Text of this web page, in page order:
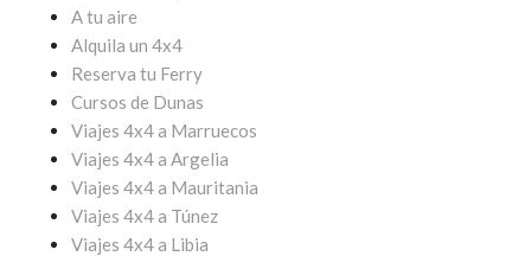
A tu aire
Alquila un 4x4
Reserva tu Ferry
Cursos de Dunas
Viajes 4x4 a Marruecos
Viajes 4x4 a Argelia
Viajes 4x4 a Mauritania
Viajes 4x4 a Túnez
Viajes 4x4 a Libia